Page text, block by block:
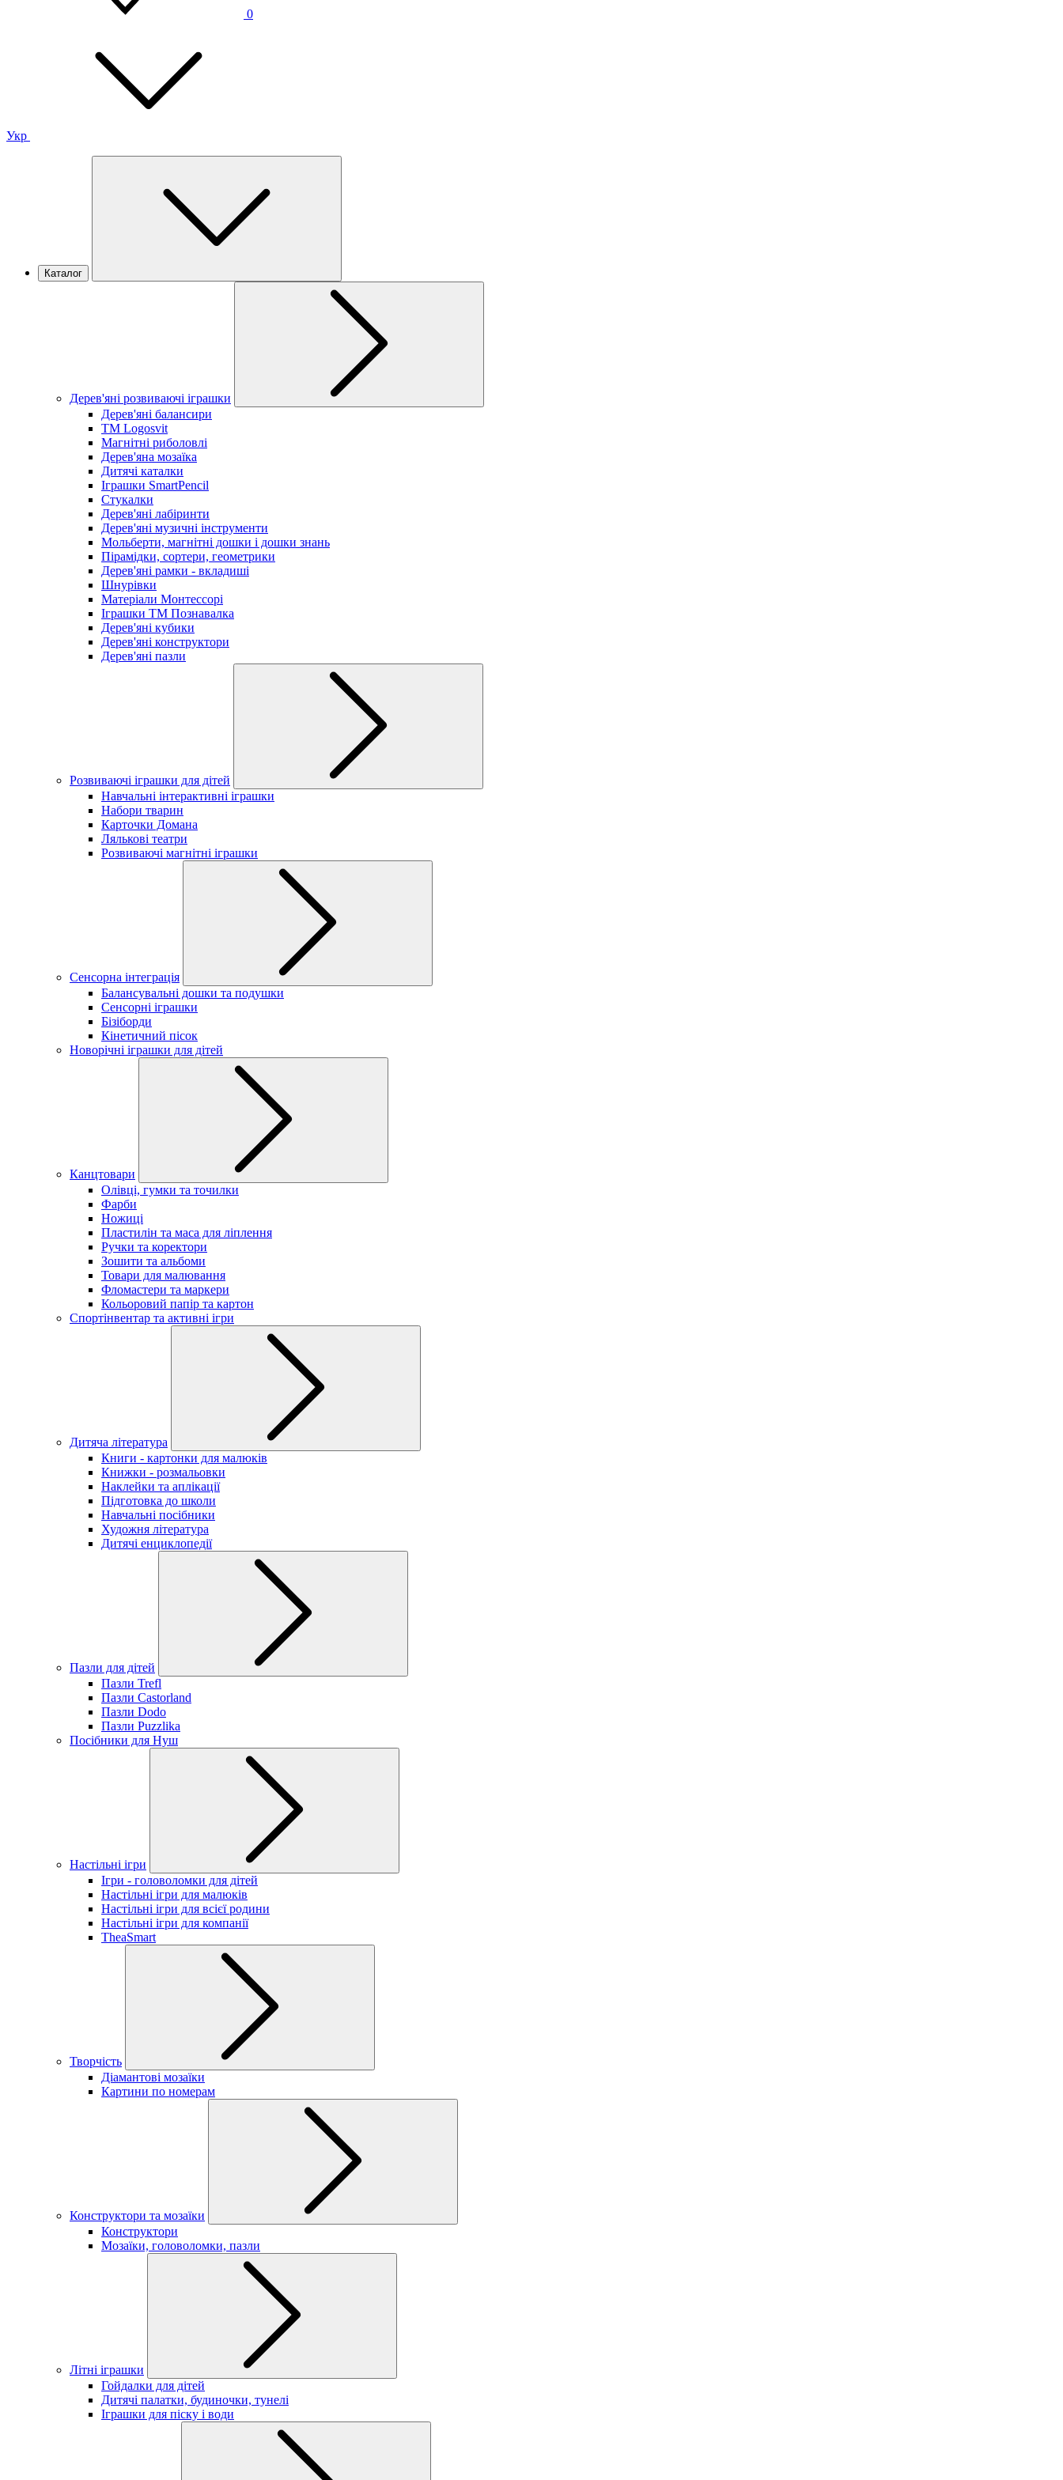
0
Укр
Каталог
Дерев'яні розвиваючі іграшки
Дерев'яні балансири
TM Logosvit
Магнітні риболовлі
Дерев'яна мозаїка
Дитячі каталки
Іграшки SmartPencil
Стукалки
Дерев'яні лабіринти
Дерев'яні музичні інструменти
Мольберти, магнітні дошки і дошки знань
Пірамідки, сортери, геометрики
Дерев'яні рамки - вкладиші
Шнурівки
Матеріали Монтессорі
Іграшки ТМ Познавалка
Дерев'яні кубики
Дерев'яні конструктори
Дерев'яні пазли
Розвиваючі іграшки для дітей
Навчальні інтерактивні іграшки
Набори тварин
Карточки Домана
Лялькові театри
Розвиваючі магнітні іграшки
Сенсорна інтеграція
Балансувальні дошки та подушки
Сенсорні іграшки
Бізіборди
Кінетичний пісок
Новорічні іграшки для дітей
Канцтовари
Олівці, гумки та точилки
Фарби
Ножиці
Пластилін та маса для ліплення
Ручки та коректори
Зошити та альбоми
Товари для малювання
Фломастери та маркери
Кольоровий папір та картон
Спортінвентар та активні ігри
Дитяча література
Книги - картонки для малюків
Книжки - розмальовки
Наклейки та аплікації
Підготовка до школи
Навчальні посібники
Художня література
Дитячі енциклопедії
Пазли для дітей
Пазли Trefl
Пазли Castorland
Пазли Dodo
Пазли Puzzlika
Посібники для Нуш
Настільні ігри
Ігри - головоломки для дітей
Настільні ігри для малюків
Настільні ігри для всієї родини
Настільні ігри для компанії
TheaSmart
Творчість
Діамантові мозаїки
Картини по номерам
Конструктори та мозаїки
Конструктори
Мозаїки, головоломки, пазли
Літні іграшки
Гойдалки для дітей
Дитячі палатки, будиночки, тунелі
Іграшки для піску і води